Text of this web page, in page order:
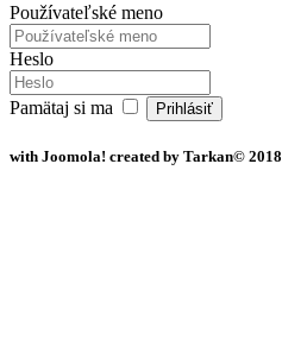
Používateľské meno
Heslo
Pamätaj si ma Prihlásiť
with Joomola! created by Tarkan© 2018